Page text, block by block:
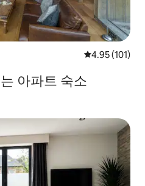
평점 4.95점(5
4.95 (101)
아파트 숙소